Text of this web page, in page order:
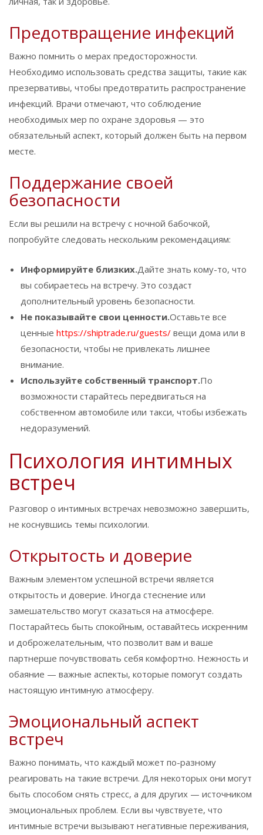
Предотвращение инфекций
Важно помнить о мерах предосторожности.
Необходимо использовать средства защиты, такие как
презервативы, чтобы предотвратить распространение
инфекций. Врачи отмечают, что соблюдение
необходимых мер по охране здоровья — это
обязательный аспект, который должен быть на первом
месте.
Поддержание своей
безопасности
Если вы решили на встречу с ночной бабочкой,
попробуйте следовать нескольким рекомендациям:
Информируйте близких.Дайте знать кому-то, что
вы собираетесь на встречу. Это создаст
дополнительный уровень безопасности.
Не показывайте свои ценности.Оставьте все
ценные https://shiptrade.ru/guests/ вещи дома или в
безопасности, чтобы не привлекать лишнее
внимание.
Используйте собственный транспорт.По
возможности старайтесь передвигаться на
собственном автомобиле или такси, чтобы избежать
недоразумений.
Психология интимных
встреч
Разговор о интимных встречах невозможно завершить,
не коснувшись темы психологии.
Открытость и доверие
Важным элементом успешной встречи является
открытость и доверие. Иногда стеснение или
замешательство могут сказаться на атмосфере.
Постарайтесь быть спокойным, оставайтесь искренним
и доброжелательным, что позволит вам и ваше
партнерше почувствовать себя комфортно. Нежность и
обаяние — важные аспекты, которые помогут создать
настоящую интимную атмосферу.
Эмоциональный аспект
встреч
Важно понимать, что каждый может по-разному
реагировать на такие встречи. Для некоторых они могут
быть способом снять стресс, а для других — источником
эмоциональных проблем. Если вы чувствуете, что
интимные встречи вызывают негативные переживания,